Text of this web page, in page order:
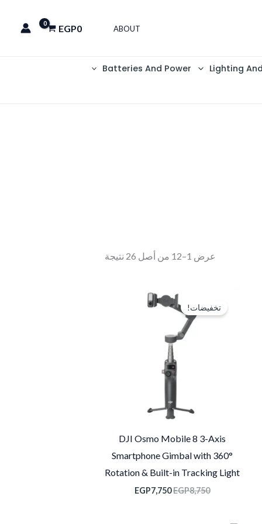
ABOUT
EGP0
Lighting
Batteries And Power
عرض 1–12 من أصل 26 نتيجة
تخفيضات!
DJI Osmo Mobile 8 3-Axis
Smartphone Gimbal with 360°
Rotation & Built-in Tracking Light
EGP8,750
السعر
الأصلي
EGP7,750